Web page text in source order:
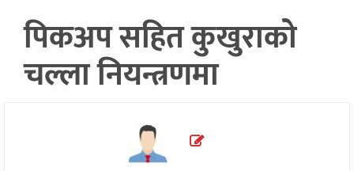
अर्थतन्त्र
स्वास्थ्य
शिक्षा
पिकअप सहित कुखुराको
चल्ला नियन्त्रणमा